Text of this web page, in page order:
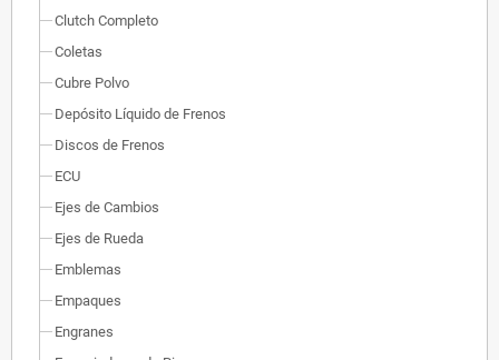
Clutch Completo
Coletas
Cubre Polvo
Depósito Líquido de Frenos
Discos de Frenos
ECU
Ejes de Cambios
Ejes de Rueda
Emblemas
Empaques
Engranes